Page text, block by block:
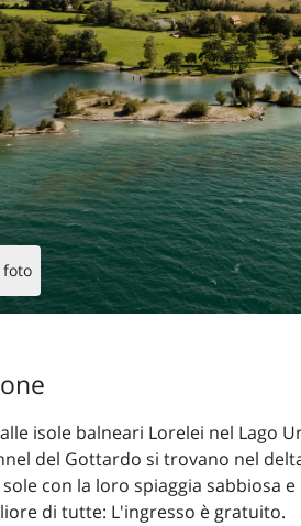
foto
isole balneari Lorelei nel Lago
del Gottardo si trovano nel
con la loro spiaggia sabbiosa
di tutte: L'ingresso è gratuito.